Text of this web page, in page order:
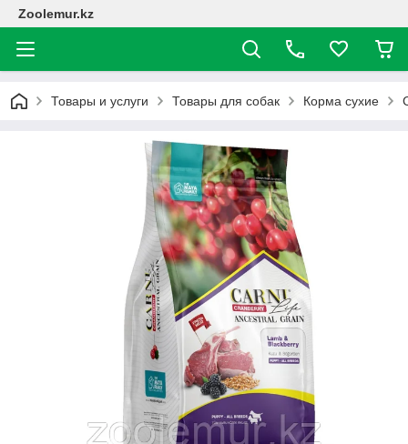
Zoolemur.kz
Товары и услуги Товары для собак Корма сухие